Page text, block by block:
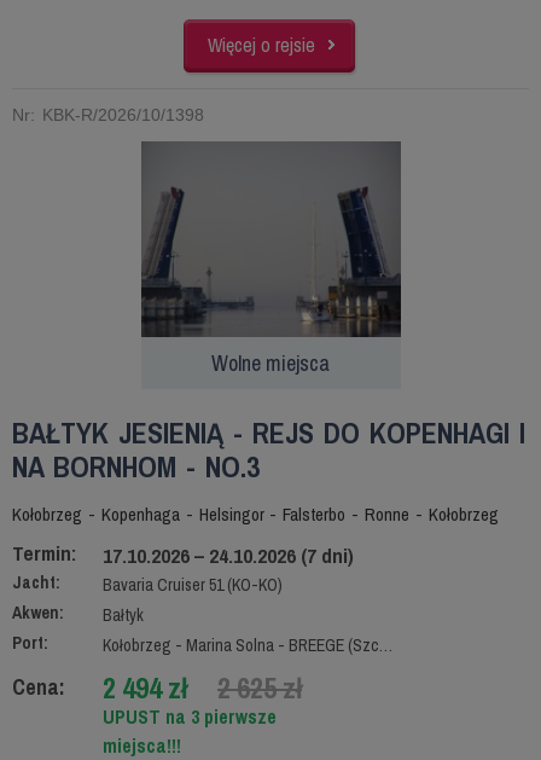
Więcej o rejsie
Nr: KBK-R/2026/10/1398
Wolne miejsca
BAŁTYK JESIENIĄ - REJS DO KOPENHAGI I
NA BORNHOM - NO.3
Kołobrzeg - Kopenhaga - Helsingor - Falsterbo - Ronne - Kołobrzeg
Termin: 17.10.2026 – 24.10.2026 (7 dni)
Jacht:
Bavaria Cruiser 51 (KO-KO)
Akwen:
Bałtyk
Port:
Kołobrzeg - Marina Solna - BREEGE (Szczecin)
Cena: 2 494 zł 2 625 zł
UPUST na 3 pierwsze
miejsca!!!